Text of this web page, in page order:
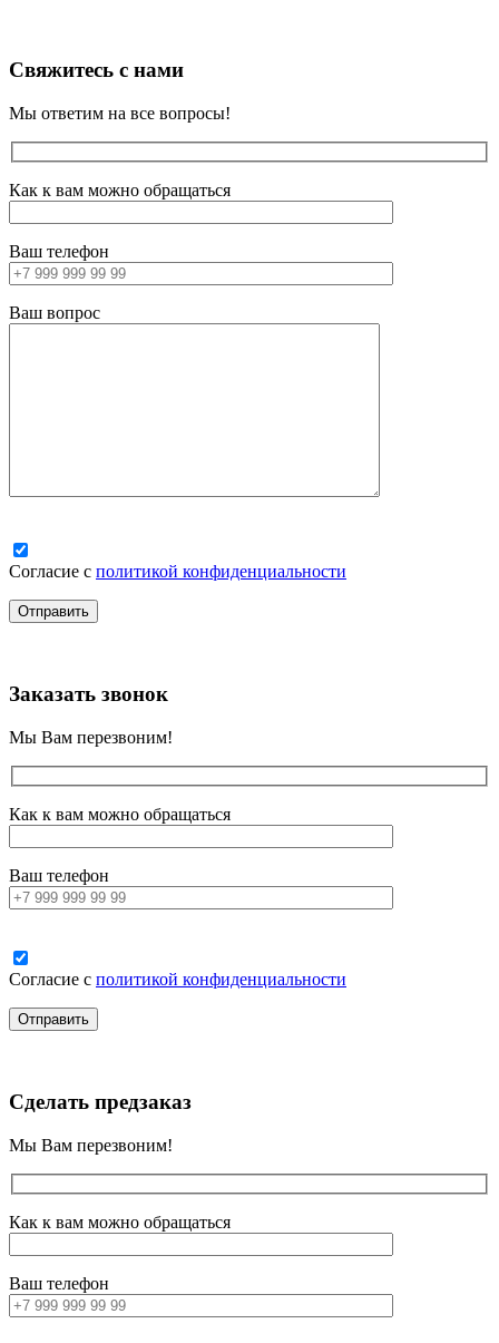
Свяжитесь с нами
Мы ответим на все вопросы!
Как к вам можно обращаться
Ваш телефон
Ваш вопрос
Согласие с политикой конфиденциальности
Заказать звонок
Мы Вам перезвоним!
Как к вам можно обращаться
Ваш телефон
Согласие с политикой конфиденциальности
Сделать предзаказ
Мы Вам перезвоним!
Как к вам можно обращаться
Ваш телефон